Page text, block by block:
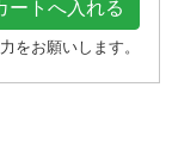
をお願いします。